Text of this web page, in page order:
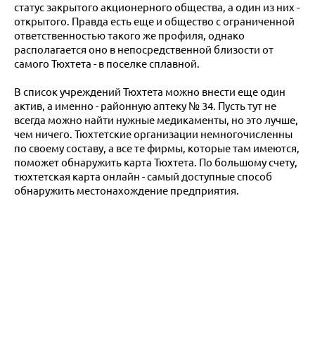
статус закрытого акционерного общества, а один из них -
открытого. Правда есть еще и общество с ограниченной
ответственностью такого же профиля, однако
располагается оно в непосредственной близости от
самого Тюхтета - в поселке сплавной.
В список учреждений Тюхтета можно внести еще один
актив, а именно - районную аптеку № 34. Пусть тут не
всегда можно найти нужные медикаменты, но это лучше,
чем ничего. Тюхтетские организации немногочисленны
по своему составу, а все те фирмы, которые там имеются,
поможет обнаружить карта Тюхтета. По большому счету,
тюхтетская карта онлайн - самый доступные способ
обнаружить местонахождение предприятия.